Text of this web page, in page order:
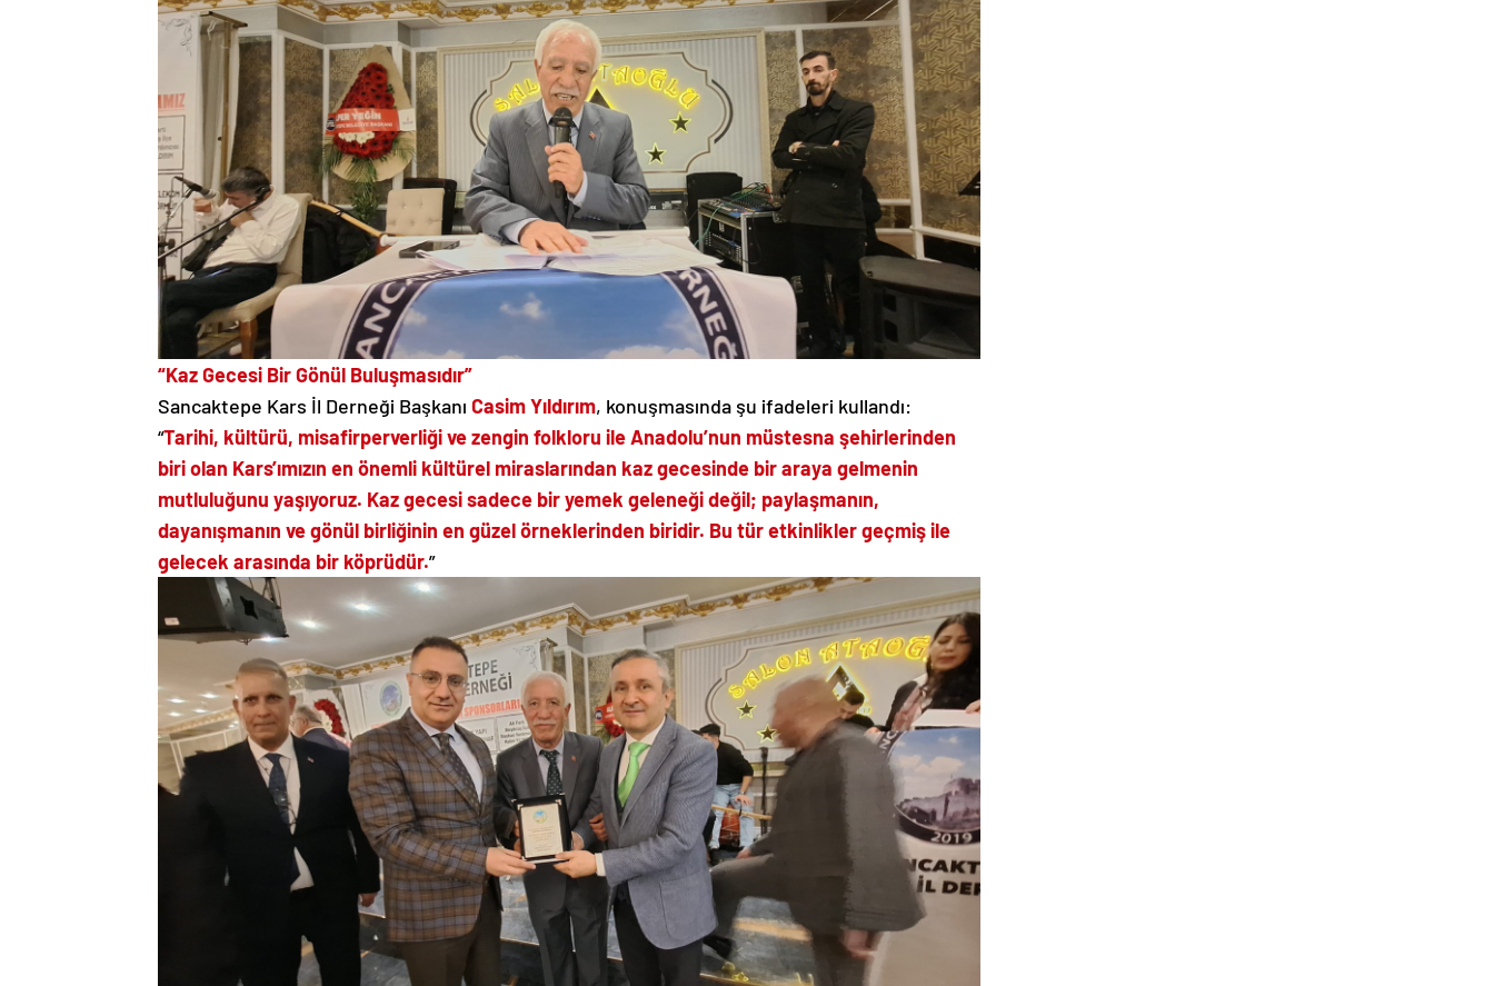
“Kaz Gecesi Bir Gönül Buluşmasıdır”
Sancaktepe Kars İl Derneği Başkanı Casim Yıldırım, konuşmasında şu ifadeleri kullandı:
“Tarihi, kültürü, misafirperverliği ve zengin folkloru ile Anadolu’nun müstesna şehirlerinden
biri olan Kars’ımızın en önemli kültürel miraslarından kaz gecesinde bir araya gelmenin
mutluluğunu yaşıyoruz. Kaz gecesi sadece bir yemek geleneği değil; paylaşmanın,
dayanışmanın ve gönül birliğinin en güzel örneklerinden biridir. Bu tür etkinlikler geçmiş ile
gelecek arasında bir köprüdür.”